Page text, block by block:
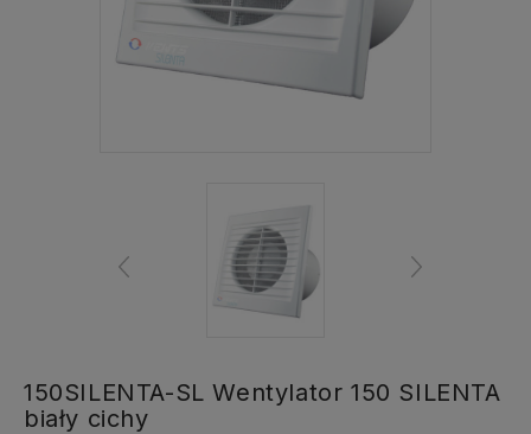
150SILENTA-SL Wentylator 150 SILENTA
biały cichy